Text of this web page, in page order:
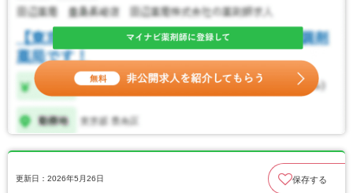
更新日：2026年5月26日 保存する